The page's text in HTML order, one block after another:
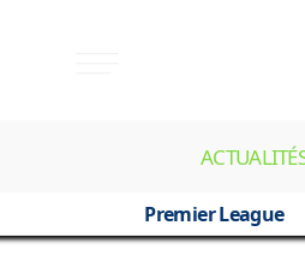
Premier League